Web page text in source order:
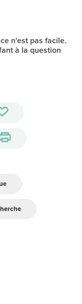
n'est pas facile.
à la question